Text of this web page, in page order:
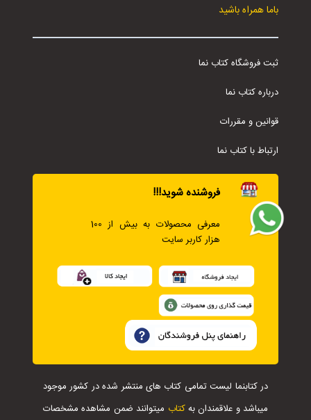
باما همراه باشید
ثبت فروشگاه کتاب نما
درباره کتاب نما
قوانین و مقررات
ارتباط با کتاب نما
فروشنده شوید!!!
معرفی محصولات به بیش از 100
هزار کاربر سایت
در کتابنما لیست تمامی کتاب های منتشر شده در کشور موجود
میباشد و علاقمندان بهکتاب میتوانند ضمن مشاهده مشخصات